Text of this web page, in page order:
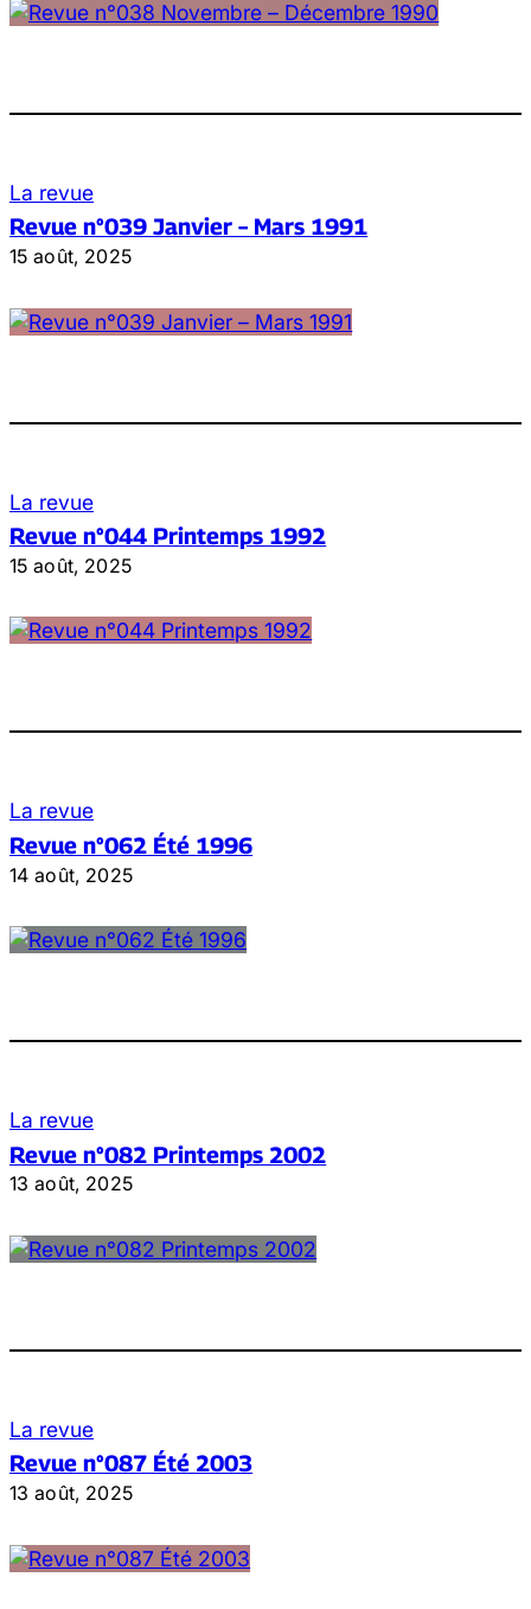
La revue
Revue n°039 Janvier – Mars 1991
15 août, 2025
La revue
Revue n°044 Printemps 1992
15 août, 2025
La revue
Revue n°062 Été 1996
14 août, 2025
La revue
Revue n°082 Printemps 2002
13 août, 2025
La revue
Revue n°087 Été 2003
13 août, 2025